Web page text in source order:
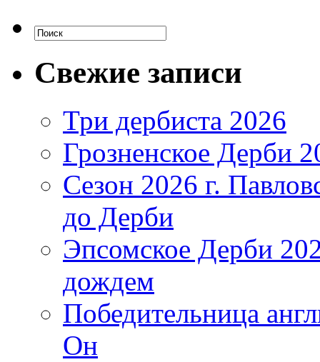
Свежие записи
Три дербиста 2026
Грозненское Дерби
Сезон 2026 г.
до Дерби
Эпсомское Дерби
дождем
Победительница
Он